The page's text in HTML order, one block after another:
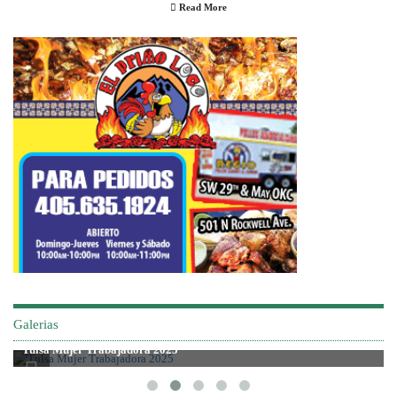
Read More
Galerias
Tulsa Mujer Trabajadora 2025